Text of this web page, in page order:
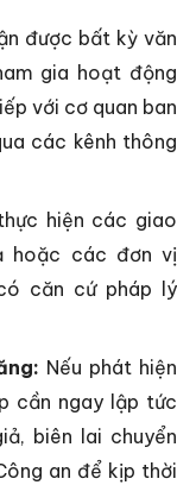
được bất kỳ văn
gia hoạt động
với cơ quan ban
các kênh thông
hiện các giao
hoặc các đơn vị
căn cứ pháp lý
Nếu phát hiện
cần ngay lập tức
biên lai chuyển
an để kịp thời